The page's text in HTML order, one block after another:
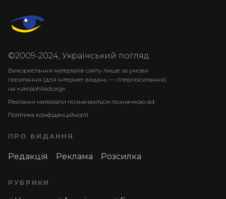
©2009-2024, Український погляд.
Використання матеріалів сайту лише за умови
посилання (для інтернет-видань — гіперпосилання)
на «ukrpohliad.org».
Рекламні матеріали позначаються позначкою ad.
Політика конфіденційності
ПРО ВИДАННЯ
Редакція Реклама Розсилка
РУБРИКИ